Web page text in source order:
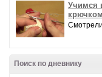
Учимся
Поиск по дневнику